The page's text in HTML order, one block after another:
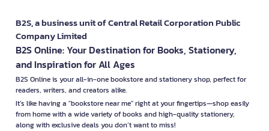
B2S, a business unit of Central Retail Corporation Public
Company Limited
B2S Online: Your Destination for Books, Stationery,
and Inspiration for All Ages
B2S Online is your all-in-one bookstore and stationery shop, perfect for
readers, writers, and creators alike.
It’s like having a "bookstore near me" right at your fingertips—shop easily
from home with a wide variety of books and high-quality stationery,
along with exclusive deals you don’t want to miss!